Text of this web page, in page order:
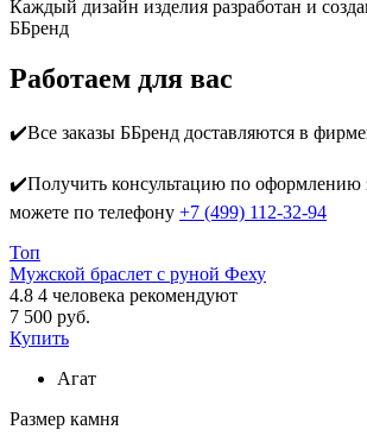
Каждый дизайн изделия разработан и
ББренд
Работаем для вас
✔️Все заказы ББренд доставляются в
✔️Получить консультацию по оформлению
можете по телефону +7 (499) 112-32-94
Топ
Мужской браслет с руной Феху
4.8 4 человека рекомендуют
7 500 руб.
Купить
Агат
Размер камня